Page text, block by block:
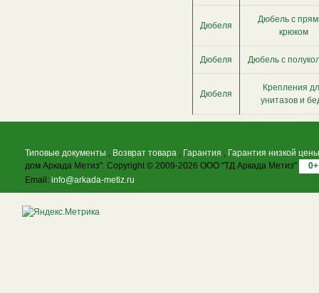
Дюбеля
Дюбель с
крюком
Дюбеля Дюбель с
Дюбеля
Крепления
унитазов и
Типовые документы , Возврат товара , Гарантия , Гарантия низкой цены
дом Аркада Метиз". Copyright © 2009-2026 ООО "ТД Аркада Метиз"
0+
Email: info@arkada-metiz.ru